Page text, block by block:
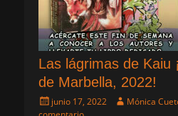
Las lágrimas de Kaiu
de Marbella, 2022!
Publicado
el
junio 17, 2022 AutorMónica